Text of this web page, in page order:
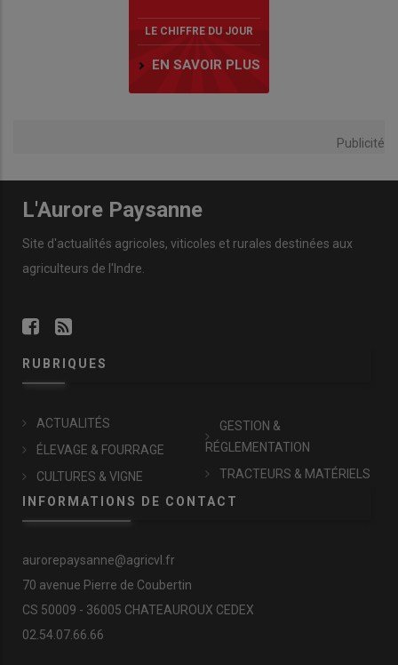
LE CHIFFRE DU JOUR
EN SAVOIR PLUS
Publicité
L'Aurore Paysanne
Site d'actualités agricoles, viticoles et rurales destinées aux
agriculteurs de l'Indre.
RUBRIQUES
ACTUALITÉS
ÉLEVAGE & FOURRAGE
CULTURES & VIGNE
GESTION &
RÉGLEMENTATION
TRACTEURS & MATÉRIELS
INFORMATIONS DE CONTACT
aurorepaysanne@agricvl.fr
70 avenue Pierre de Coubertin
CS 50009 - 36005 CHATEAUROUX CEDEX
02.54.07.66.66